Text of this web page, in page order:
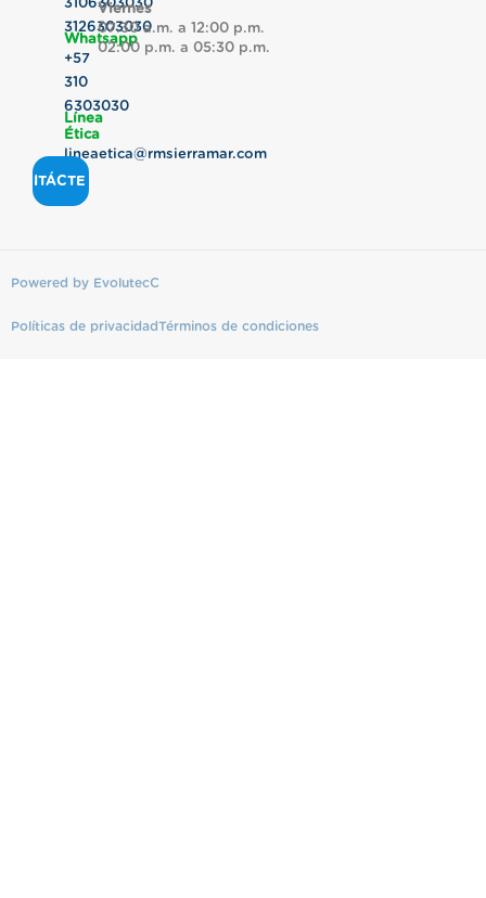
3126303030
Whatsapp
+57
310
6303030
Línea
Ética
lineaetica@rmsierramar.com
CONTÁCTENOS
Viernes
07:30 a.m. a 12:00 p.m.
02:00 p.m. a 05:30 p.m.
Powered by EvolutecC
Políticas de privacidadTérminos de condiciones